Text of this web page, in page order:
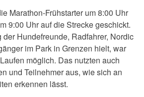
Marathon-Frühstarter um 8:00 Uhr
9:00 Uhr auf die Strecke geschickt.
Hundefreunde, Radfahrer, Nordic
im Park in Grenzen hielt, war
möglich. Das nutzten auch
und Teilnehmer aus, wie sich an
erkennen lässt.